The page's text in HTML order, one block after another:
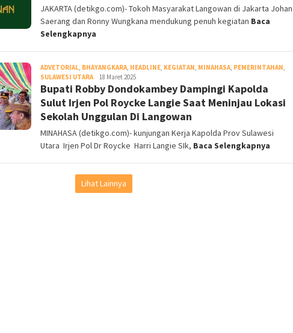
JAKARTA (detikgo.com)- Tokoh Masyarakat Langowan di Jakarta Johan
Saerang dan Ronny Wungkana mendukung penuh kegiatan Baca
Selengkapnya
ADVETORIAL, BHAYANGKARA, HEADLINE, KEGIATAN, MINAHASA, PEMERINTAHAN,
SULAWESI UTARARedaksi
DetikGo
18 Maret 2025
Bupati Robby Dondokambey Dampingi Kapolda
Sulut Irjen Pol Roycke Langie Saat Meninjau Lokasi
Sekolah Unggulan Di Langowan
MINAHASA (detikgo.com)- kunjungan Kerja Kapolda Prov Sulawesi
Utara Irjen Pol Dr Roycke Harri Langie SIk, Baca Selengkapnya
Lihat Lainnya